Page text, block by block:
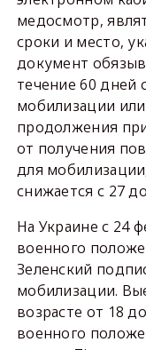
медосмотр,
сроки и место,
документ
течение 60 дней
мобилизации
продолжения
от получения
для
снижается с 27
На Украине с 24
военного
Зеленский
мобилизации.
возрасте от 18
военного